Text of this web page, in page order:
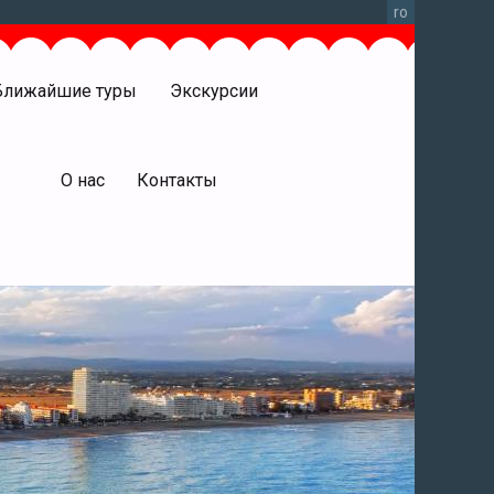
ro
туры Экскурсии
О нас Контакты